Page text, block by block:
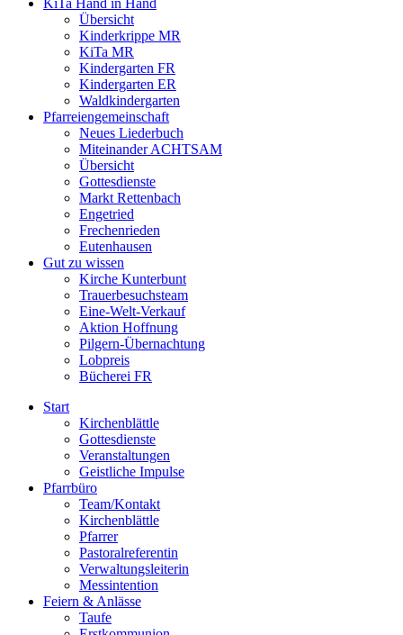
Übersicht
Kinderkrippe MR
KiTa MR
Kindergarten FR
Kindergarten ER
Waldkindergarten
Pfarreiengemeinschaft
Neues Liederbuch
Miteinander ACHTSAM
Übersicht
Gottesdienste
Markt Rettenbach
Engetried
Frechenrieden
Eutenhausen
Gut zu wissen
Kirche Kunterbunt
Trauerbesuchsteam
Eine-Welt-Verkauf
Aktion Hoffnung
Pilgern-Übernachtung
Lobpreis
Bücherei FR
Start
Kirchenblättle
Gottesdienste
Veranstaltungen
Geistliche Impulse
Pfarrbüro
Team/Kontakt
Kirchenblättle
Pfarrer
Pastoralreferentin
Verwaltungsleiterin
Messintention
Feiern & Anlässe
Taufe